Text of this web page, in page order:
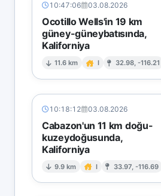
10:47:06 03.08.2026
Ocotillo Wells'in 19 km
güney-güneybatısında,
Kaliforniya
11.6 km I 32.98, -116.21
10:18:12 03.08.2026
Cabazon'un 11 km doğu-
kuzeydoğusunda,
Kaliforniya
9.9 km I 33.97, -116.69